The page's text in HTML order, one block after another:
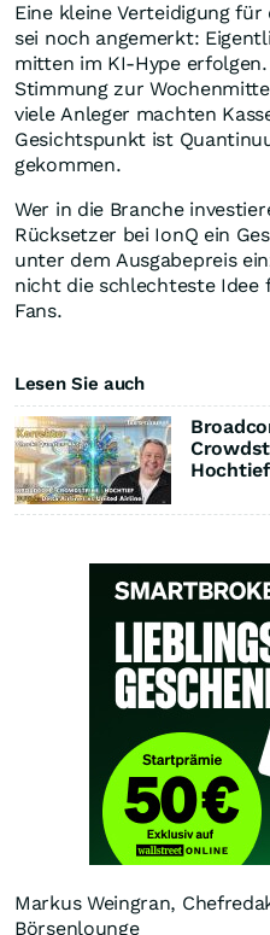
Eine kleine Verteidigung
sei noch angemerkt:
mitten im KI-Hype
Stimmung zur
viele Anleger machten
Gesichtspunkt ist
gekommen.
Wer in die Branche
Rücksetzer bei IonQ ein
unter dem Ausgabepreis
nicht die schlechteste
Fans.
Lesen Sie auch
Markus Weingran,
Börsenlounge